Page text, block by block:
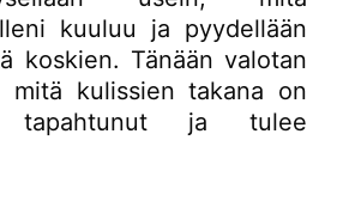
kuuluu ja pyydellään
koskien. Tänään valotan
mitä kulissien takana on
tapahtunut ja tulee